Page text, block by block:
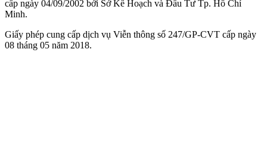
cấp ngày 04/09/2002 bởi Sở Kế Hoạch và Đầu Tư Tp. Hồ Chí
Minh.
Giấy phép cung cấp dịch vụ Viễn thông số 247/GP-CVT cấp ngày
08 tháng 05 năm 2018.